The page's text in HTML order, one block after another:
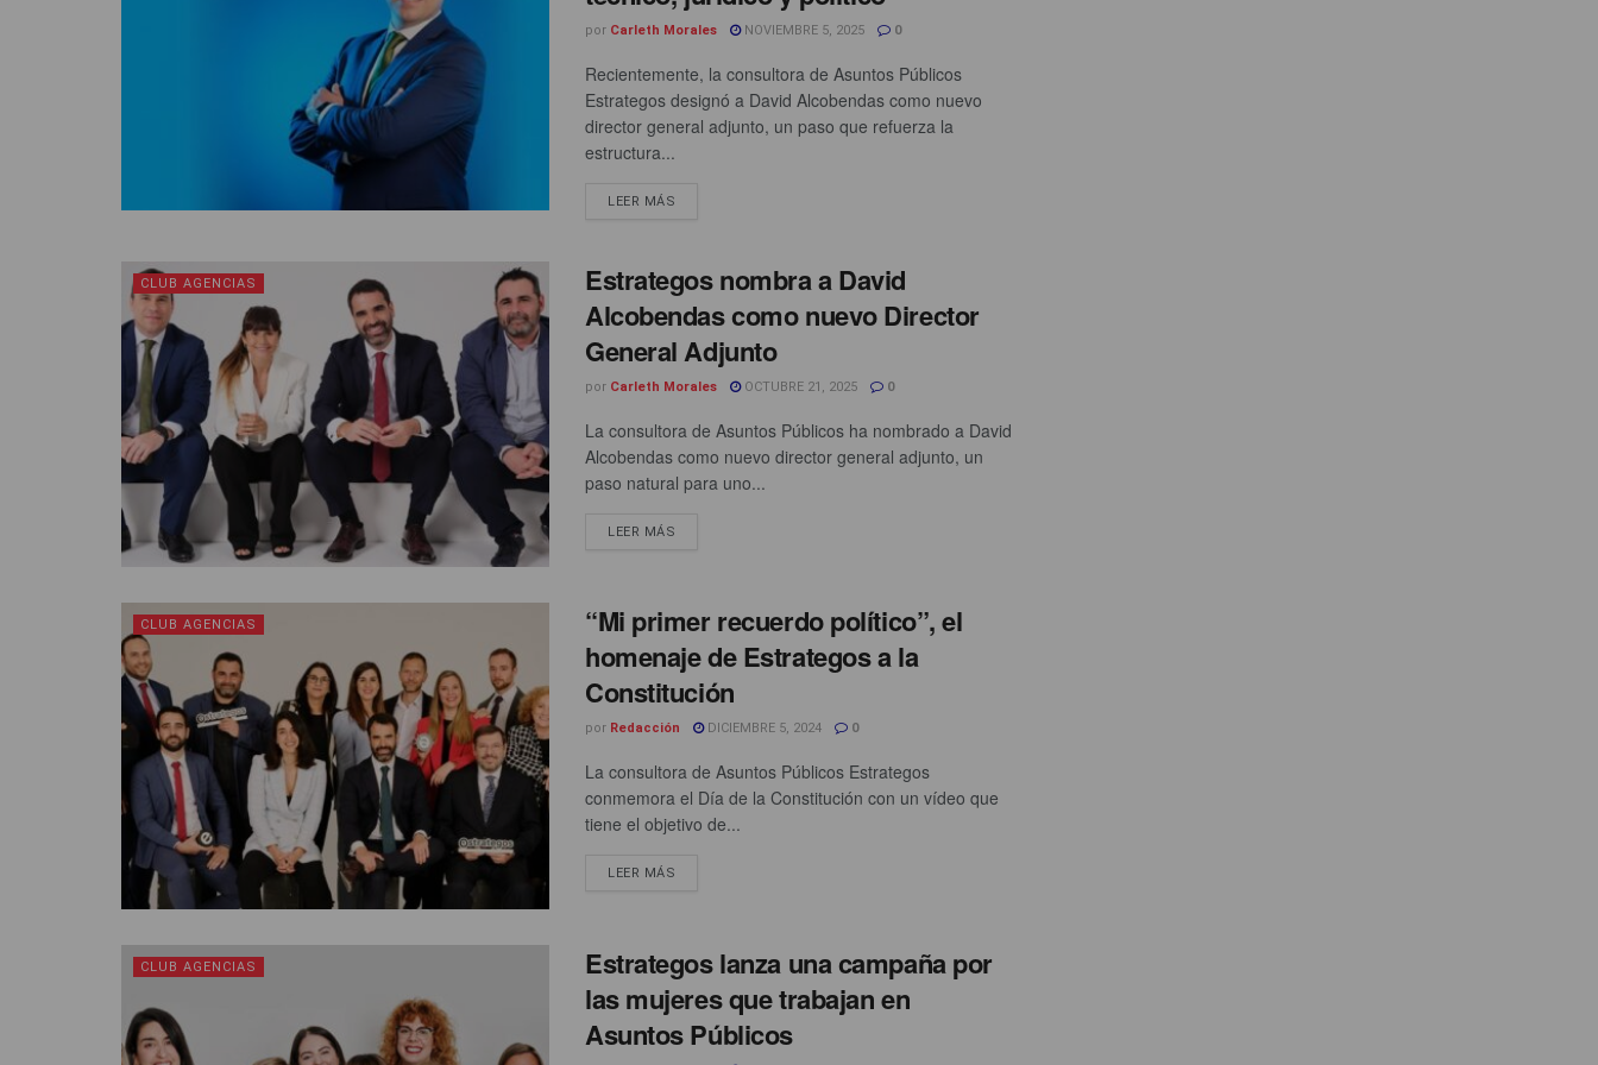
por Carleth Morales NOVIEMBRE 5, 2025 0
Recientemente, la consultora de Asuntos Públicos
Estrategos designó a David Alcobendas como nuevo
director general adjunto, un paso que refuerza la
estructura...
LEER MÁS
CLUB AGENCIAS
Estrategos nombra a David
Alcobendas como nuevo Director
General Adjunto
por Carleth Morales OCTUBRE 21, 2025 0
La consultora de Asuntos Públicos ha nombrado a David
Alcobendas como nuevo director general adjunto, un
paso natural para uno...
LEER MÁS
CLUB AGENCIAS
“Mi primer recuerdo político”, el
homenaje de Estrategos a la
Constitución
por Redacción DICIEMBRE 5, 2024 0
La consultora de Asuntos Públicos Estrategos
conmemora el Día de la Constitución con un vídeo que
tiene el objetivo de...
LEER MÁS
CLUB AGENCIAS
Estrategos lanza una campaña por
las mujeres que trabajan en
Asuntos Públicos